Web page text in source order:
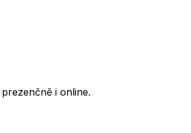
i online.